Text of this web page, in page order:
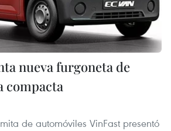
nueva furgoneta de
compacta
de automóviles VinFast presentó